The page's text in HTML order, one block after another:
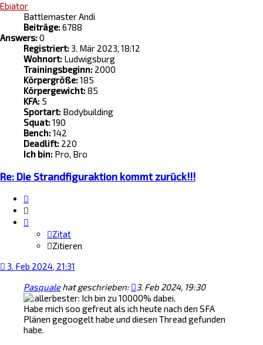
Ebiator
Battlemaster Andi
Beiträge:6788
Answers:0
Registriert: 3. Mär 2023, 18:12
Wohnort: Ludwigsburg
Trainingsbeginn: 2000
Körpergröße:185
Körpergewicht:85
KFA: 5
Sportart: Bodybuilding
Squat:190
Bench:142
Deadlift: 220
Ich bin: Pro, Bro
Re: Die Strandfiguraktion kommt zurück!!!
Zitat
Zitieren
3. Feb 2024, 21:31
Pasqualehat geschrieben:
3. Feb 2024, 19:30
Ich bin zu 10000% dabei.
Habe mich soo gefreut als ich heute nach den SFA
Plänen gegoogelt habe und diesen Thread gefunden
habe.